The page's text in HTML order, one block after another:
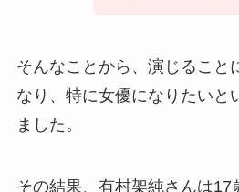
そんなことから、演じること
なり、特に女優になりたいと
ました。
その結果、有村架純さんは17